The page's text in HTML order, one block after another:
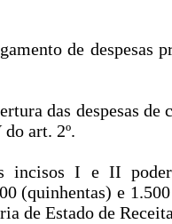
de despesas
das despesas de
art. 2º.
incisos I e II
(quinhentas) e
de Estado de